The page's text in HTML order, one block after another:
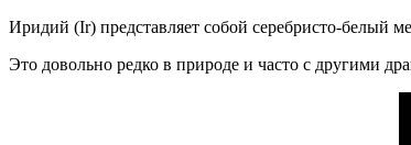
Иридий (Ir) представляет собой серебристо-белый
Это довольно редко в природе и часто с другими